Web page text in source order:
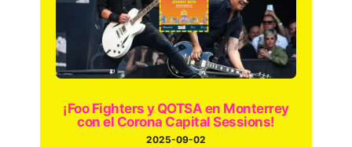
¡Foo Fighters y QOTSA en Monterrey
con el Corona Capital Sessions!
2025-09-02